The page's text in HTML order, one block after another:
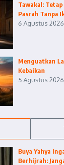
Tawakal:
Pasrah Tanpa
6 Agustus 2026
Menguatkan
Kebaikan
5 Agustus 2026
Buya Yahya
Berhijrah: